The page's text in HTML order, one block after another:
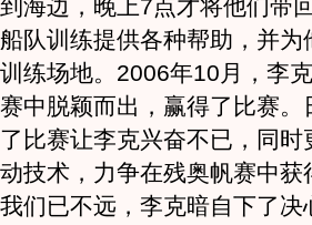
海边，晚上7点才将他们带
队训练提供各种帮助，并为
练场地。2006年10月，李
中脱颖而出，赢得了比赛。
比赛让李克兴奋不已，同时
技术，力争在残奥帆赛中获
们已不远，李克暗自下了决